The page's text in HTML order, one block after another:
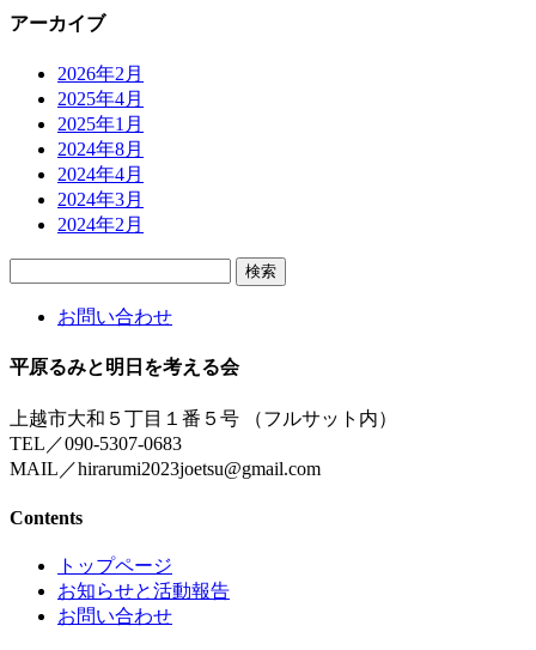
アーカイブ
2026年2月
2025年4月
2025年1月
2024年8月
2024年4月
2024年3月
2024年2月
お問い合わせ
平原るみと明日を考える会
上越市大和５丁目１番５号 （フルサット内）
TEL／090-5307-0683
MAIL／hirarumi2023joetsu@gmail.com
Contents
トップページ
お知らせと活動報告
お問い合わせ